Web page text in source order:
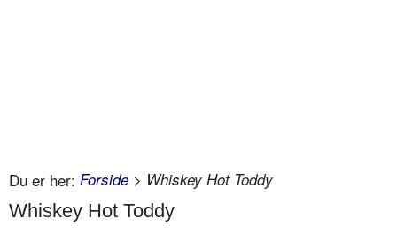
Du er her: Forside > Whiskey Hot Toddy
Whiskey Hot Toddy